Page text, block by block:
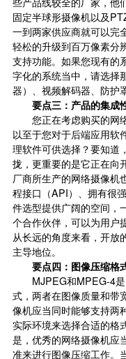
固定半球形摄像机以及
一到两家供应商就可以完
轻松的升级到百万像素分
支持功能。如果您现有的
字化的系统当中，请选择
器）、视频解码器、防护
要点三：产品的集成
您正在考虑购买的网络
以至于您对于后端应用软
理软件可供选择？要知道
拢，更重要的是它正在向
厂商所生产的网络摄像机
程接口（API）、拥有很
件选型提供广阔的空间，
个合作伙伴，可以为用户
从长远的角度来看，开放
主导地位。
要点四：图像压缩格
MJPEG和MPEG-4是
式，两者在图像质量和带
像机应当同时能够支持两
实际环境来选择合适的格
是，优秀的网络摄像机应
准来进行图像压缩工作。